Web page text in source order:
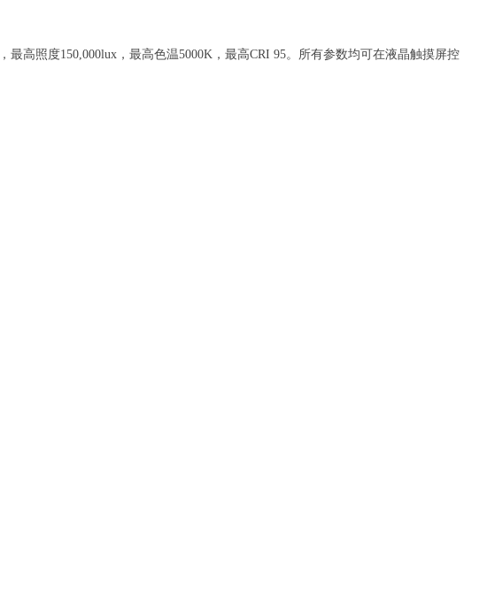
最高照度150,000lux，最高色温5000K，最高CRI 95。所有参数均可在液晶触摸屏控